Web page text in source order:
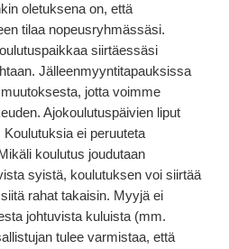
oletuksena on, että
tilaa nopeusryhmässäsi.
siirtäessäsi
Jälleenmyyntitapauksissa
jotta voimme
Ajokoulutuspäivien liput
ei peruuteta
koulutus joudutaan
syistä, koulutuksen voi siirtää
rahat takaisin. Myyjä ei
johtuvista kuluista (mm.
tulee varmistaa, että